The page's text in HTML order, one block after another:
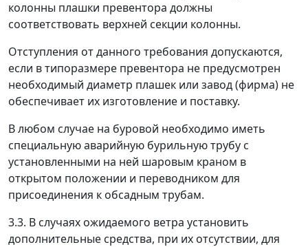
колонны плашки превентора должны
соответствовать верхней секции колонны.
Отступления от данного требования допускаются,
если в типоразмере превентора не предусмотрен
необходимый диаметр плашек или завод (фирма) не
обеспечивает их изготовление и поставку.
В любом случае на буровой необходимо иметь
специальную аварийную бурильную трубу с
установленными на ней шаровым краном в
открытом положении и переводником для
присоединения к обсадным трубам.
3.3. В случаях ожидаемого ветра установить
дополнительные средства, при их отсутствии, для